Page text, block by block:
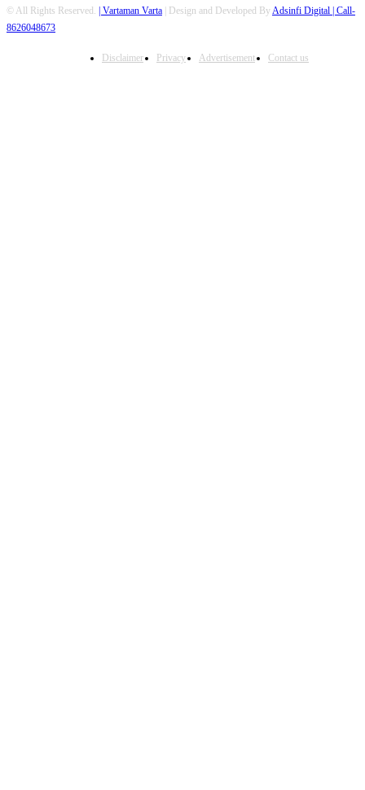
© All Rights Reserved. | Vartaman Varta | Design and Developed ByAdsinfi Digital | Call-
8626048673
Disclaimer Privacy Advertisement Contact us